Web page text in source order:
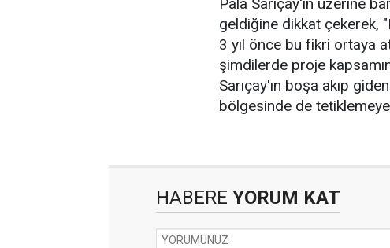
geldiğine dikkat çekerek,
3 yıl önce bu fikri ortaya
şimdilerde proje
Sarıçay'ın boşa akıp
bölgesinde de
HABERE YORUM KAT